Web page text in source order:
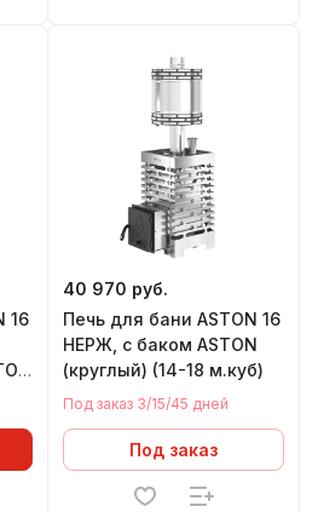
16
40 970 руб.
Печь для бани ASTON 16
НЕРЖ, с баком ASTON
(круглый) (14-18 м.куб)
Под заказ 3/15/45 дней
Под заказ